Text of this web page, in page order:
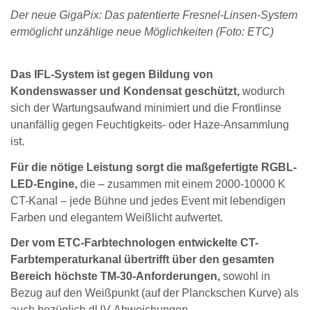
Der neue GigaPix: Das patentierte Fresnel-Linsen-System
ermöglicht unzählige neue Möglichkeiten (Foto: ETC)
Das IFL-System ist gegen Bildung von
Kondenswasser und Kondensat geschützt, wodurch
sich der Wartungsaufwand minimiert und die Frontlinse
unanfällig gegen Feuchtigkeits- oder Haze-Ansammlung
ist.
Für die nötige Leistung sorgt die maßgefertigte RGBL-
LED-Engine, die – zusammen mit einem 2000-10000 K
CT-Kanal – jede Bühne und jedes Event mit lebendigen
Farben und elegantem Weißlicht aufwertet.
Der vom ETC-Farbtechnologen entwickelte CT-
Farbtemperaturkanal übertrifft über den gesamten
Bereich höchste TM-30-Anforderungen, sowohl in
Bezug auf den Weißpunkt (auf der Planckschen Kurve) als